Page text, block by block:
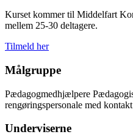
Kurset kommer til Middelfart
mellem 25-30 deltagere.
Tilmeld her
Målgruppe
Pædagogmedhjælpere
rengøringspersonale med
Underviserne